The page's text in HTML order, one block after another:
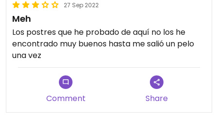
27 Sep 2022
Meh
Los postres que he probado de aquí no los he
encontrado muy buenos hasta me salió un pelo
una vez
Comment Share